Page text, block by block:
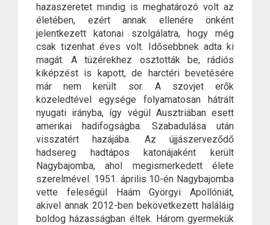
hazaszeretet mindig is meghatározó volt az
életében, ezért annak ellenére önként
jelentkezett katonai szolgálatra, hogy még
csak tizenhat éves volt. Idősebbnek adta ki
magát. A tüzérekhez osztották be, rádiós
kiképzést is kapott, de harctéri bevetésére
már nem került sor. A szovjet erők
közeledtével egysége folyamatosan hátrált
nyugati irányba, így végül Ausztriában esett
amerikai hadifogságba. Szabadulása után
visszatért hazájába. Az újjászerveződő
hadsereg hadtápos katonájaként került
Nagybajomba, ahol megismerkedett élete
szerelmével. 1951. április 10-én Nagybajomba
vette feleségül Haám Györgyi Apollóniát,
akivel annak 2012-ben bekövetkezett haláláig
boldog házasságban éltek. Három gyermekük